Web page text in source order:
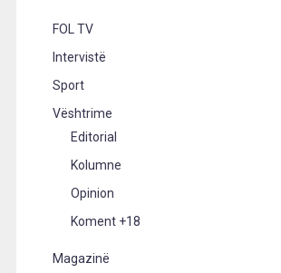
FOL TV
Intervistë
Sport
Vështrime
Editorial
Kolumne
Opinion
Koment +18
Magazinë